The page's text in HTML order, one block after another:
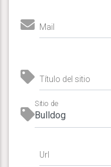
Mail
Título del sitio
Sitio de
Url